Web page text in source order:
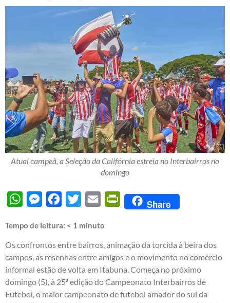
Atual campeã, a Seleção da Califórnia estreia no Interbairros no
domingo
WhatsAppMessengerFacebook
Twitter Email PrintFriendly
Share
Tempo de leitura: < 1 minuto
Os confrontos entre bairros, animação da torcida à beira dos
campos, as resenhas entre amigos e o movimento no comércio
informal estão de volta em Itabuna. Começa no próximo
domingo (5), à 25ª edição do Campeonato Interbairros de
Futebol, o maior campeonato de futebol amador do sul da